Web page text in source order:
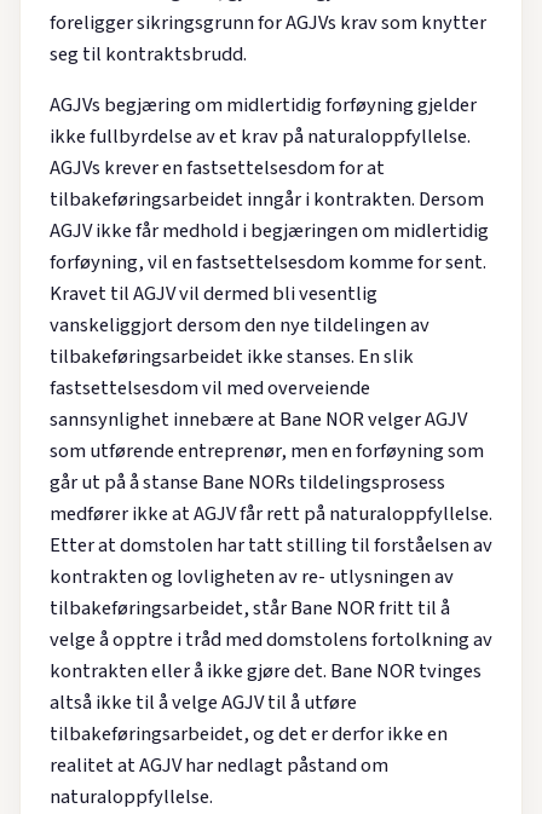
foreligger sikringsgrunn for AGJVs krav som knytter
seg til kontraktsbrudd.
AGJVs begjæring om midlertidig forføyning gjelder
ikke fullbyrdelse av et krav på naturaloppfyllelse.
AGJVs krever en fastsettelsesdom for at
tilbakeføringsarbeidet inngår i kontrakten. Dersom
AGJV ikke får medhold i begjæringen om midlertidig
forføyning, vil en fastsettelsesdom komme for sent.
Kravet til AGJV vil dermed bli vesentlig
vanskeliggjort dersom den nye tildelingen av
tilbakeføringsarbeidet ikke stanses. En slik
fastsettelsesdom vil med overveiende
sannsynlighet innebære at Bane NOR velger AGJV
som utførende entreprenør, men en forføyning som
går ut på å stanse Bane NORs tildelingsprosess
medfører ikke at AGJV får rett på naturaloppfyllelse.
Etter at domstolen har tatt stilling til forståelsen av
kontrakten og lovligheten av re- utlysningen av
tilbakeføringsarbeidet, står Bane NOR fritt til å
velge å opptre i tråd med domstolens fortolkning av
kontrakten eller å ikke gjøre det. Bane NOR tvinges
altså ikke til å velge AGJV til å utføre
tilbakeføringsarbeidet, og det er derfor ikke en
realitet at AGJV har nedlagt påstand om
naturaloppfyllelse.